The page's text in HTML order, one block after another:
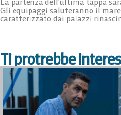
La partenza dell’ultima tappa
Gli equipaggi saluteranno il
caratterizzato dai palazzi
Ti protrebbe